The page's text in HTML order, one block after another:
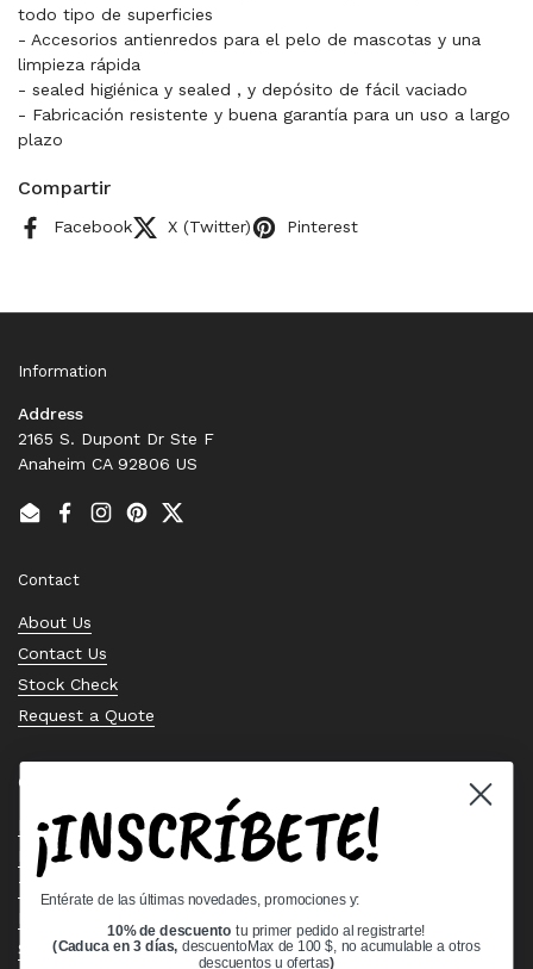
todo tipo de superficies
- Accesorios antienredos para el pelo de mascotas y una
limpieza rápida
- sealed higiénica y sealed , y depósito de fácil vaciado
- Fabricación resistente y buena garantía para un uso a largo
plazo
Compartir
Facebook X (Twitter) Pinterest
Information
Address
2165 S. Dupont Dr Ste F
Anaheim CA 92806 US
EmailFacebook
Instagram
PinterestTwitter
Contact
About Us
Contact Us
Stock Check
Request a Quote
Quick links
Bearing Knowledge Center
Privacy Policy
Terms & Conditions
Shipping Policy
¡INSCRÍBETE!
Entérate de las últimas novedades, promociones y:
10% de descuento tu primer pedido al registrarte!
(Caduca en 3 días,descuentoMax de 100 $, no acumulable a otros
descuentos u ofertas)